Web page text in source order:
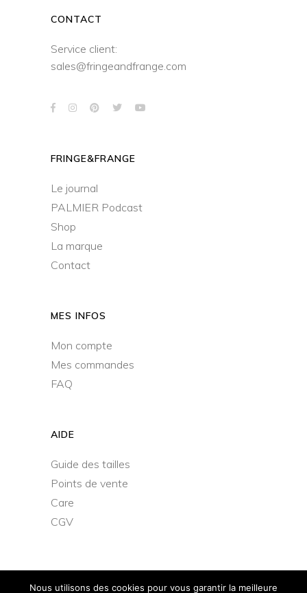
CONTACT
Service client:
sales@fringeandfrange.com
FRINGE&FRANGE
Le journal
PALMIER Podcast
Shop
La marque
Contact
MES INFOS
Mon compte
Mes commandes
FAQ
AIDE
Guide des tailles
Points de vente
Care
CGV
Nous utilisons des cookies pour vous garantir la meilleure